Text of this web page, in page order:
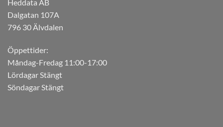
Heddata AB
Dalgatan 107A
796 30 Älvdalen
Öppettider:
Måndag-Fredag 11:00-17:00
Lördagar Stängt
Söndagar Stängt